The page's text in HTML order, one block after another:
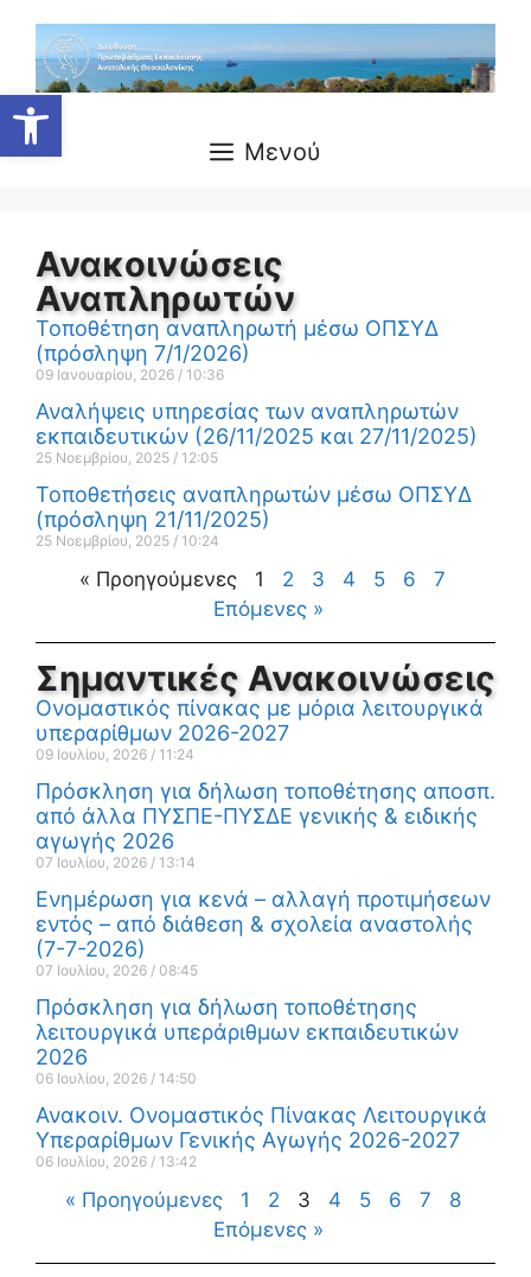
Ανοίξτε τη γραμμή εργαλείων
Μενού
Ανακοινώσεις
Αναπληρωτών
Τοποθέτηση αναπληρωτή μέσω ΟΠΣΥΔ
(πρόσληψη 7/1/2026)
09 Ιανουαρίου, 2026 10:36
Αναλήψεις υπηρεσίας των αναπληρωτών
εκπαιδευτικών (26/11/2025 και 27/11/2025)
25 Νοεμβρίου, 2025 12:05
Τοποθετήσεις αναπληρωτών μέσω ΟΠΣΥΔ
(πρόσληψη 21/11/2025)
25 Νοεμβρίου, 2025 10:24
« Προηγούμενες 1 2 3 4 5 6
7
Επόμενες »
Σημαντικές Ανακοινώσεις
Ονομαστικός πίνακας με μόρια λειτουργικά
υπεραρίθμων 2026-2027
09 Ιουλίου, 2026 11:24
Πρόσκληση για δήλωση τοποθέτησης αποσπ.
από άλλα ΠΥΣΠΕ-ΠΥΣΔΕ γενικής & ειδικής
αγωγής 2026
07 Ιουλίου, 2026 13:14
Ενημέρωση για κενά – αλλαγή προτιμήσεων
εντός – από διάθεση & σχολεία αναστολής
(7-7-2026)
07 Ιουλίου, 2026 08:45
Πρόσκληση για δήλωση τοποθέτησης
λειτουργικά υπεράριθμων εκπαιδευτικών
2026
06 Ιουλίου, 2026 14:50
Ανακοιν. Ονομαστικός Πίνακας Λειτουργικά
Υπεραρίθμων Γενικής Αγωγής 2026-2027
06 Ιουλίου, 2026 13:42
« Προηγούμενες 1 2 3 4 5 6 7
8
Επόμενες »